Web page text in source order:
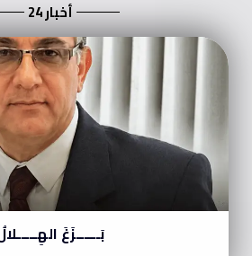
أخبار 24
بَــــــزَغَ الهِـــــلالُ